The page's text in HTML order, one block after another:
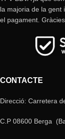
la majoria de la gent
el pagament.
CONTACTE
Direcció: Carretera
C.P 08600 Berga